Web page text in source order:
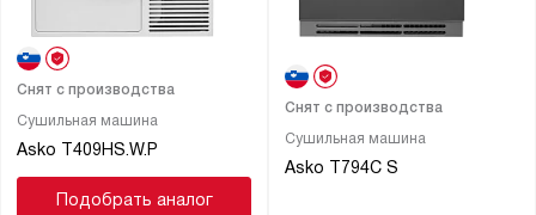
Сушильная машина
Asko T409HS.W.P
Снят с производства
Подобрать аналог
Сушильная машина
Asko T794C S
Снят с производства